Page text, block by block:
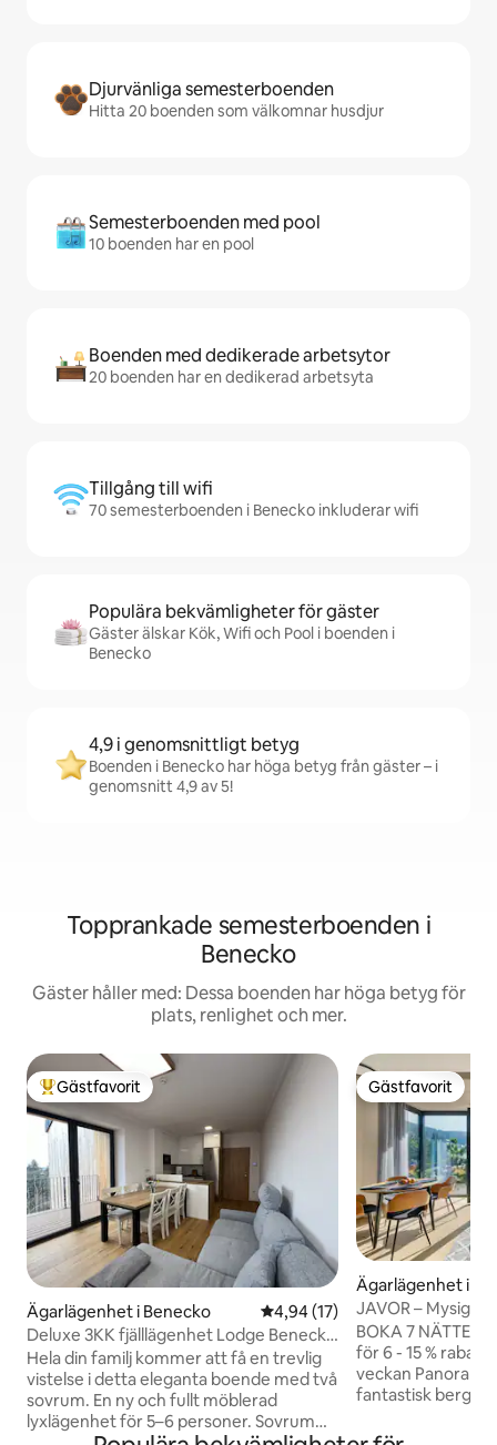
Djurvänliga semesterboenden
Hitta 20 boenden som välkomnar husdjur
Semesterboenden med pool
10 boenden har en pool
Boenden med dedikerade arbetsytor
20 boenden har en dedikerad arbetsyta
Tillgång till wifi
70 semesterboenden i Benecko inkluderar wifi
Populära bekvämligheter för gäster
Gäster älskar Kök, Wifi och Pool i boenden i
Benecko
4,9 i genomsnittligt betyg
Boenden i Benecko har höga betyg från gäster – i
genomsnitt 4,9 av 5!
Topprankade semesterboenden i
Benecko
Gäster håller med: Dessa boenden har höga betyg för
plats, renlighet och mer.
Populär gästfavorit
Gästfavorit
Ägarlägenhet i Benecko 4,94 av 5 i genomsnittligt
4,94 (17)
Deluxe 3KK fjälllägenhet Lodge Benecko
46
Hela din familj kommer att få en trevlig
vistelse i detta eleganta boende med två
sovrum. En ny och fullt möblerad
lyxlägenhet för 5–6 personer. Sovrum
Gästfavorit
Gästfavorit
Ägarlägenhet i
žkou
JAVOR – Mysig
terrass, parkering
BOKA 7 NÄTTER
för 6 - 15 %
veckan Panorama Lofts Pec erbjuder
fantastisk
en del av